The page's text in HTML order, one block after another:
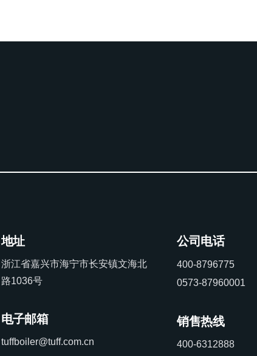
地址
浙江省嘉兴市海宁市长安镇文海北
路1036号
电子邮箱
tuffboiler@tuff.com.cn
公司电话
400-8796775
0573-87960001
销售热线
400-6312888